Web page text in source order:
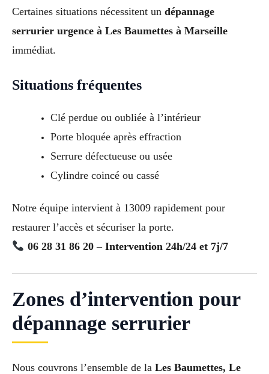
Certaines situations nécessitent un dépannage
serrurier urgence à Les Baumettes à Marseille
immédiat.
Situations fréquentes
Clé perdue ou oubliée à l’intérieur
Porte bloquée après effraction
Serrure défectueuse ou usée
Cylindre coincé ou cassé
Notre équipe intervient à 13009 rapidement pour
restaurer l’accès et sécuriser la porte.
06 28 31 86 20 – Intervention 24h/24 et 7j/7
Zones d’intervention pour
dépannage serrurier
Nous couvrons l’ensemble de la Les Baumettes, Le